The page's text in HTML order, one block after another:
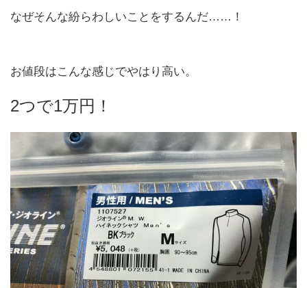
なぜそんな紛らわしいことをするんだ……！
お値段はこんな感じでやはり高い。
2つで1万円！